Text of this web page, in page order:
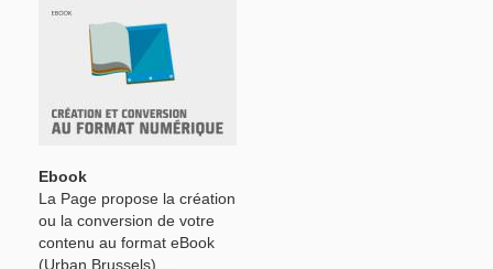
Ebook
La Page propose la création
ou la conversion de votre
contenu au format eBook
(Urban Brussels)....